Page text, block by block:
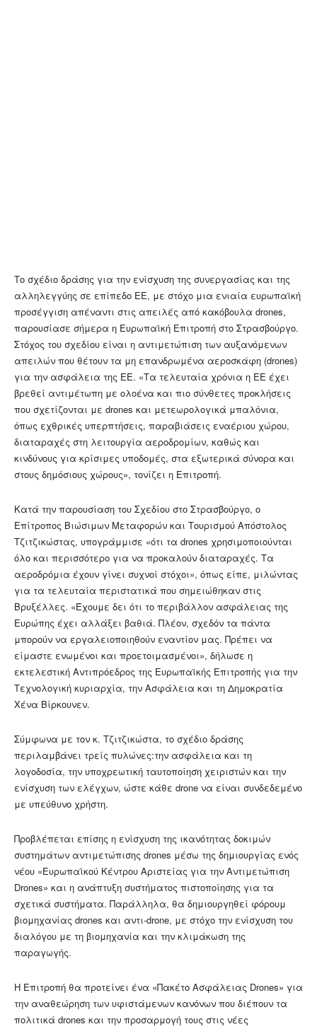
Το σχέδιο δράσης για την ενίσχυση της συνεργασίας και της
αλληλεγγύης σε επίπεδο ΕΕ, με στόχο μια ενιαία ευρωπαϊκή
προσέγγιση απέναντι στις απειλές από κακόβουλα drones,
παρουσίασε σήμερα η Ευρωπαϊκή Επιτροπή στο Στρασβούργο.
Στόχος του σχεδίου είναι η αντιμετώπιση των αυξανόμενων
απειλών που θέτουν τα μη επανδρωμένα αεροσκάφη (drones)
για την ασφάλεια της ΕΕ. «Τα τελευταία χρόνια η ΕΕ έχει
βρεθεί αντιμέτωπη με ολοένα και πιο σύνθετες προκλήσεις
που σχετίζονται με drones και μετεωρολογικά μπαλόνια,
όπως εχθρικές υπερπτήσεις, παραβιάσεις εναέριου χώρου,
διαταραχές στη λειτουργία αεροδρομίων, καθώς και
κινδύνους για κρίσιμες υποδομές, στα εξωτερικά σύνορα και
στους δημόσιους χώρους», τονίζει η Επιτροπή.
Κατά την παρουσίαση του Σχεδίου στο Στρασβούργο, ο
Επίτροπος Βιώσιμων Μεταφορών και Τουρισμού Απόστολος
Τζιτζικώστας, υπογράμμισε «ότι τα drones χρησιμοποιούνται
όλο και περισσότερο για να προκαλούν διαταραχές. Τα
αεροδρόμια έχουν γίνει συχνοί στόχοι», όπως είπε, μιλώντας
για τα τελευταία περιστατικά που σημειώθηκαν στις
Βρυξέλλες. «Έχουμε δει ότι το περιβάλλον ασφάλειας της
Ευρώπης έχει αλλάξει βαθιά. Πλέον, σχεδόν τα πάντα
μπορούν να εργαλειοποιηθούν εναντίον μας. Πρέπει να
είμαστε ενωμένοι και προετοιμασμένοι», δήλωσε η
εκτελεστική Αντιπρόεδρος της Ευρωπαϊκής Επιτροπής για την
Τεχνολογική κυριαρχία, την Ασφάλεια και τη Δημοκρατία
Χένα Βίρκουνεν.
Σύμφωνα με τον κ. Τζιτζικώστα, το σχέδιο δράσης
περιλαμβάνει τρείς πυλώνες:την ασφάλεια και τη
λογοδοσία, την υποχρεωτική ταυτοποίηση χειριστών και την
ενίσχυση των ελέγχων, ώστε κάθε drone να είναι συνδεδεμένο
με υπεύθυνο χρήστη.
Προβλέπεται επίσης η ενίσχυση της ικανότητας δοκιμών
συστημάτων αντιμετώπισης drones μέσω της δημιουργίας ενός
νέου «Ευρωπαϊκού Κέντρου Αριστείας για την Αντιμετώπιση
Drones» και η ανάπτυξη συστήματος πιστοποίησης για τα
σχετικά συστήματα. Παράλληλα, θα δημιουργηθεί φόρουμ
βιομηχανίας drones και αντι-drone, με στόχο την ενίσχυση του
διαλόγου με τη βιομηχανία και την κλιμάκωση της
παραγωγής.
Η Επιτροπή θα προτείνει ένα «Πακέτο Ασφάλειας Drones» για
την αναθεώρηση των υφιστάμενων κανόνων που διέπουν τα
πολιτικά drones και την προσαρμογή τους στις νέες